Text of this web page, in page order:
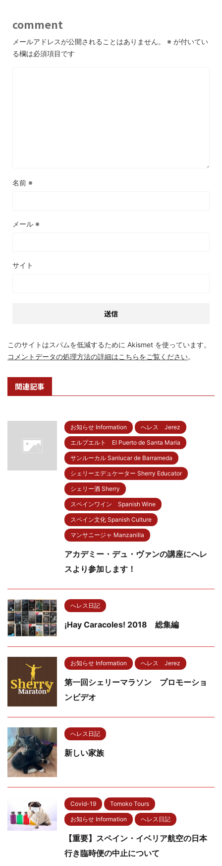
comment
メールアドレスが公開されることはありません。 ※ が付いてい
る欄は必須項目です
名前 ※
メール ※
サイト
このサイトはスパムを低減するために Akismet を使っています。
コメントデータの処理方法の詳細はこちらをご覧ください。
関連記事
お知らせ Information へレス Jerez
エルプエルト El Puerto de Santa Maria
サンルーカル Sanlucar de Barrameda
シェリーエデュケーター Sherry Educator
シェリー酒 Sherry
スペインワイン Spanish Wine
スペイン文化 Spanish Culture
マンサニージャ Manzanilla
アカデミー・デュ・ヴァンの講座にへレ
スより参加します！
へレス日記
¡Hay Caracoles! 2018 総集編
お知らせ Information へレス Jerez
第一回シェリーマラソン プロモーショ
ンビデオ
へレス日記
新しい家族
Covid-19 Tomoko Tours
お知らせ Information へレス日記
【重要】スペイン・イベリア航空の日本
行き臨時便の中止について